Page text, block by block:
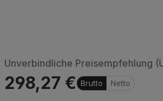
Unverbindliche Preisempfehlung
298,27 € Brutto Netto